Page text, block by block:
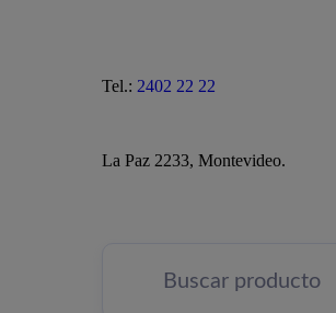
Tel.: 2402 22 22
La Paz 2233, Montevideo.